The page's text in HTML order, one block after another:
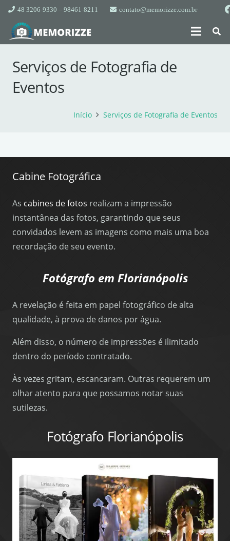
48 3206-9330 – 98461-8211 contato@memorizze.com.br
Serviços de Fotografia de
Eventos
Início Serviços de Fotografia de Eventos
Cabine Fotográfica
As cabines de fotos realizam a impressão
instantânea das fotos, garantindo que seus
convidados levem as imagens como mais uma boa
recordação de seu evento.
Fotógrafo em Florianópolis
A revelação é feita em papel fotográfico de alta
qualidade, à prova de danos por água.
Além disso, o número de impressões é ilimitado
dentro do período contratado.
Às vezes gritam, escancaram. Outras requerem um
olhar atento para que possamos notar suas
sutilezas.
Fotógrafo Florianópolis